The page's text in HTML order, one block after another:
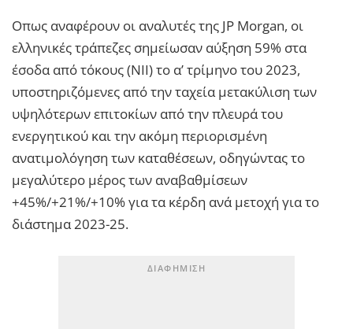
Οπως αναφέρουν οι αναλυτές της JP Morgan, oι
ελληνικές τράπεζες σημείωσαν αύξηση 59% στα
έσοδα από τόκους (NII) το α’ τρίμηνο του 2023,
υποστηριζόμενες από την ταχεία μετακύλιση των
υψηλότερων επιτοκίων από την πλευρά του
ενεργητικού και την ακόμη περιορισμένη
ανατιμολόγηση των καταθέσεων, οδηγώντας το
μεγαλύτερο μέρος των αναβαθμίσεων
+45%/+21%/+10% για τα κέρδη ανά μετοχή για το
διάστημα 2023-25.